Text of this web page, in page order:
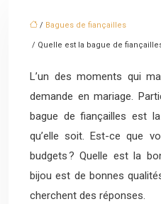
/ Bagues de fiançailles
/ Quelle est la bague de
L’un des moments qui
demande en mariage.
bague de fiançailles est
qu’elle soit. Est-ce que
budgets ? Quelle est la
bijou est de bonnes
cherchent des réponses.